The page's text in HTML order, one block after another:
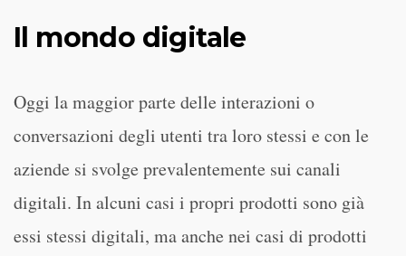
Il mondo digitale
Oggi la maggior parte delle interazioni o
conversazioni degli utenti tra loro stessi e con le
aziende si svolge prevalentemente sui canali
digitali. In alcuni casi i propri prodotti sono già
essi stessi digitali, ma anche nei casi di prodotti